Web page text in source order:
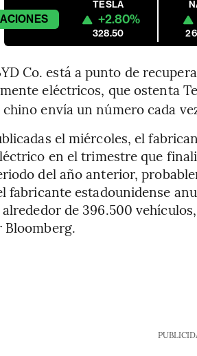
TESLA
+2.80%
328.50
Co. está a punto de
eléctricos, que ostenta
envía un número cada
el miércoles, el
en el trimestre que
del año anterior,
fabricante estadounidense
de 396.500
Bloomberg.